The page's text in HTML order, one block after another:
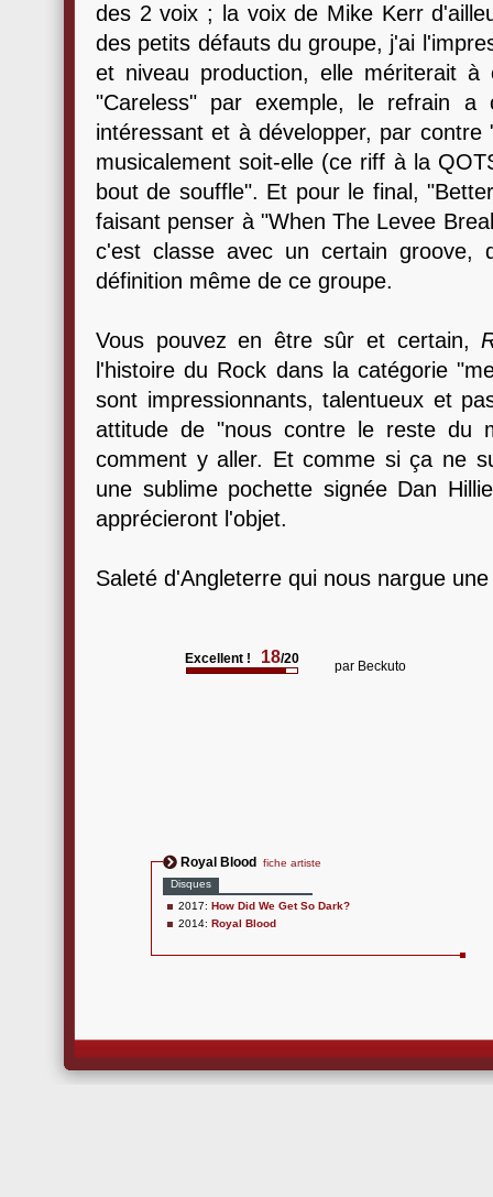
des 2 voix ; la voix de Mike Kerr
des petits défauts du groupe, j'ai
et niveau production, elle mériterait
"Careless" par exemple, le refrain a
intéressant et à développer, par contre
musicalement soit-elle (ce riff à la
bout de souffle". Et pour le final,
faisant penser à "When The Levee
c'est classe avec un certain
définition même de ce groupe.
Vous pouvez en être sûr et certain,
l'histoire du Rock dans la catégorie
sont impressionnants, talentueux et
attitude de "nous contre le reste du
comment y aller. Et comme si ça ne
une sublime pochette signée Dan
apprécieront l'objet.
Saleté d'Angleterre qui nous nargue
Excellent ! 18/20 par Beckuto
Royal Blood
fiche artiste
Disques
2017: How Did We Get So Dark?
2014: Royal Blood